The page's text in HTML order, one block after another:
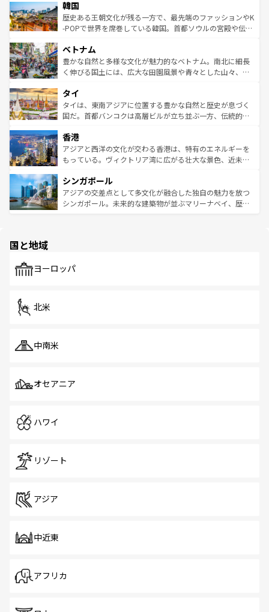
ワイを、存分に味わってほしい。 なお、新着のハワイ情報
はコンテンツ一覧を参照してほしい。
いる。アクティビティも充実しており、サーフィンやダイ
ビング、ハイキングなど、アウトドア好きにはたまらな
い。オーストラリアの多彩な魅力を存分に味わいつくそ
参照してほしい。
ン）、静ひつな山岳地帯である台湾東部など、都市の喧騒
と山間の静けさが共存しており、訪れる人に新しい発見と
驚きをもたらしてくれる。また、奥深い台湾の食文化も魅
容にもいいと評判のスイーツなど、バラエティ豊かな料理
が味わえる。 なお、新着の台湾情報は コンテンツ一覧を参
照してほしい。
韓国
歴史ある王朝文化が残る一方で、最先端のファッションやK
-POPで世界を席巻している韓国。首都ソウルの宮殿や伝統
き、地方に足を延ばせば四季折々の自然美を楽しむことが
できる。そして、キムチや焼肉、絶品のストリートフード
まで、さまざまな韓国料理が待っている。夜には、韓国な
リティに包まれながら、韓国の多彩な魅力を心ゆくまで味
わってみてほしい。 なお、新着の韓国情報はコンテンツ一
覧を参照してほしい。
ベトナム
豊かな自然と多様な文化が魅力的なベトナム。南北に細長
く伸びる国土には、広大な田園風景や青々とした山々、世
急速な発展と共に伝統が息づく。ハノイの古い町並みやホ
ーチミン市のフランス統治時代の建物も、独特の雰囲気を
醸し出している。また、バラエティの豊かさとおいしさで
とつ。フォーやバインミー、ベトナムコーヒーなどは、ぜ
ひ現地で味わいたい。どの地域を訪れてもあたたかい人々
が旅行者を迎えてくれるので、きっと忘れられない旅にな
参照してほしい。
タイ
タイは、東南アジアに位置する豊かな自然と歴史が息づく
国だ。首都バンコクは高層ビルが立ち並ぶ一方、伝統的な
の活気が交差している。北部ではチェンマイなどの山岳地
帯で自然と触れ合い、南部ではプーケットやクラビの美し
いビーチでリゾート気分を楽しむことができる。タイ料理
激する。気候は一年中温暖で、どの季節にも異なる楽しみ
が待っている。親しみやすいタイの人々、仏教を中心とし
た文化、そして多様な観光資源が、訪れる旅人を魅了し続
香港
アジアと西洋の文化が交わる香港は、特有のエネルギーを
もっている。ヴィクトリア湾に広がる壮大な景色、近未来
み、どこを訪れても感動するはず。観光スポットが密集し
ており、効率よく見どころを回れるのも魅力。息をのむよ
うな絶景から文化的な体験まで、香港を存分に楽しみ尽く
シンガポール
アジアの交差点として多文化が融合した独自の魅力を放つ
シンガポール。未来的な建築物が並ぶマリーナベイ、歴史
で、ホーカーズは地元の風情を楽しめる外せないスポット
国と地域
ヨーロッパ
北米
中南米
オセアニア
ハワイ
リゾート
アジア
中近東
アフリカ